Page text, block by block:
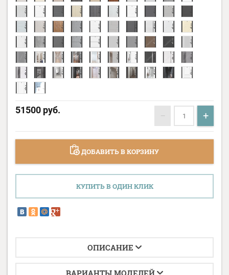
51500 руб. − +
ДОБАВИТЬ В КОРЗИНУ
КУПИТЬ В ОДИН КЛИК
ОПИСАНИЕ